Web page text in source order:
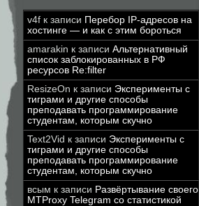
v4f к записи Перебор IP-адресов на
хостинге — и как с этим бороться
amarakin к записи Альтернативный
список заблокированных в РФ
ресурсов Re:filter
ResizeOn к записи Эксперименты с
тиграми и другие способы
преподавать программирование
студентам, которым скучно
Text2Vid к записи Эксперименты с
тиграми и другие способы
преподавать программирование
студентам, которым скучно
всым к записи Развёртывание своего
MTProxy Telegram со статистикой